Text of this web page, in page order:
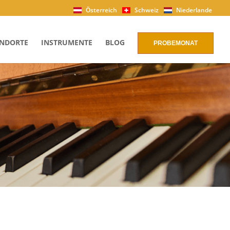
Österreich Schweiz Niederlande
INSTRUMENTE BLOG PROBEMONAT